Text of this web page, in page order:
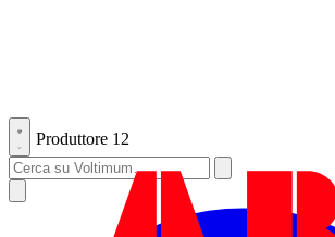
Produttore 12